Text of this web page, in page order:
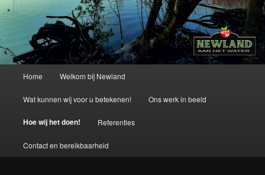
Home Welkom bij Newland
Wat kunnen wij voor u betekenen! Ons werk in beeld
Hoe wij het doen! Referenties
Contact en bereikbaarheid